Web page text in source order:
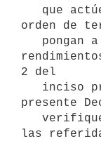
orden de
2 del
presente
las